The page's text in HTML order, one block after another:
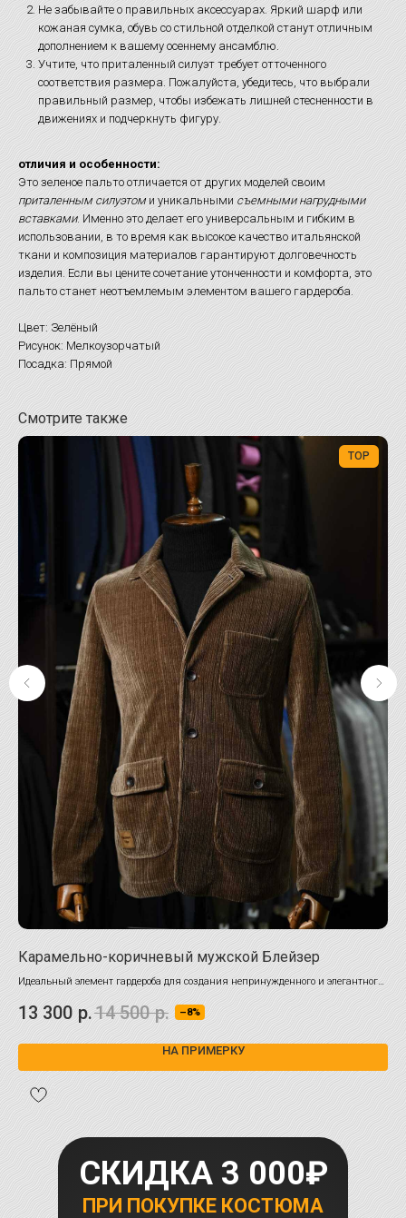
Не забывайте о правильных аксессуарах. Яркий шарф или
кожаная сумка, обувь со стильной отделкой станут отличным
дополнением к вашему осеннему ансамблю.
Учтите, что приталенный силуэт требует отточенного
соответствия размера. Пожалуйста, убедитесь, что выбрали
правильный размер, чтобы избежать лишней стесненности в
движениях и подчеркнуть фигуру.
отличия и особенности:
Это зеленое пальто отличается от других моделей своим
приталенным силуэтом и уникальными съемными нагрудными
вставками. Именно это делает его универсальным и гибким в
использовании, в то время как высокое качество итальянской
ткани и композиция материалов гарантируют долговечность
изделия. Если вы цените сочетание утонченности и комфорта, это
пальто станет неотъемлемым элементом вашего гардероба.
Цвет: Зелёный
Рисунок: Мелкоузорчатый
Посадка: Прямой
Смотрите также
ТОР
Карамельно-коричневый мужской Блейзер
Идеальный элемент гардероба для создания непринужденного и элегантного
образа
13 300 р.14 500 р. –8%
НА ПРИМЕРКУ
ПРИ ПОКУПКЕ КОСТЮМА
СКИДКА 3 000₽